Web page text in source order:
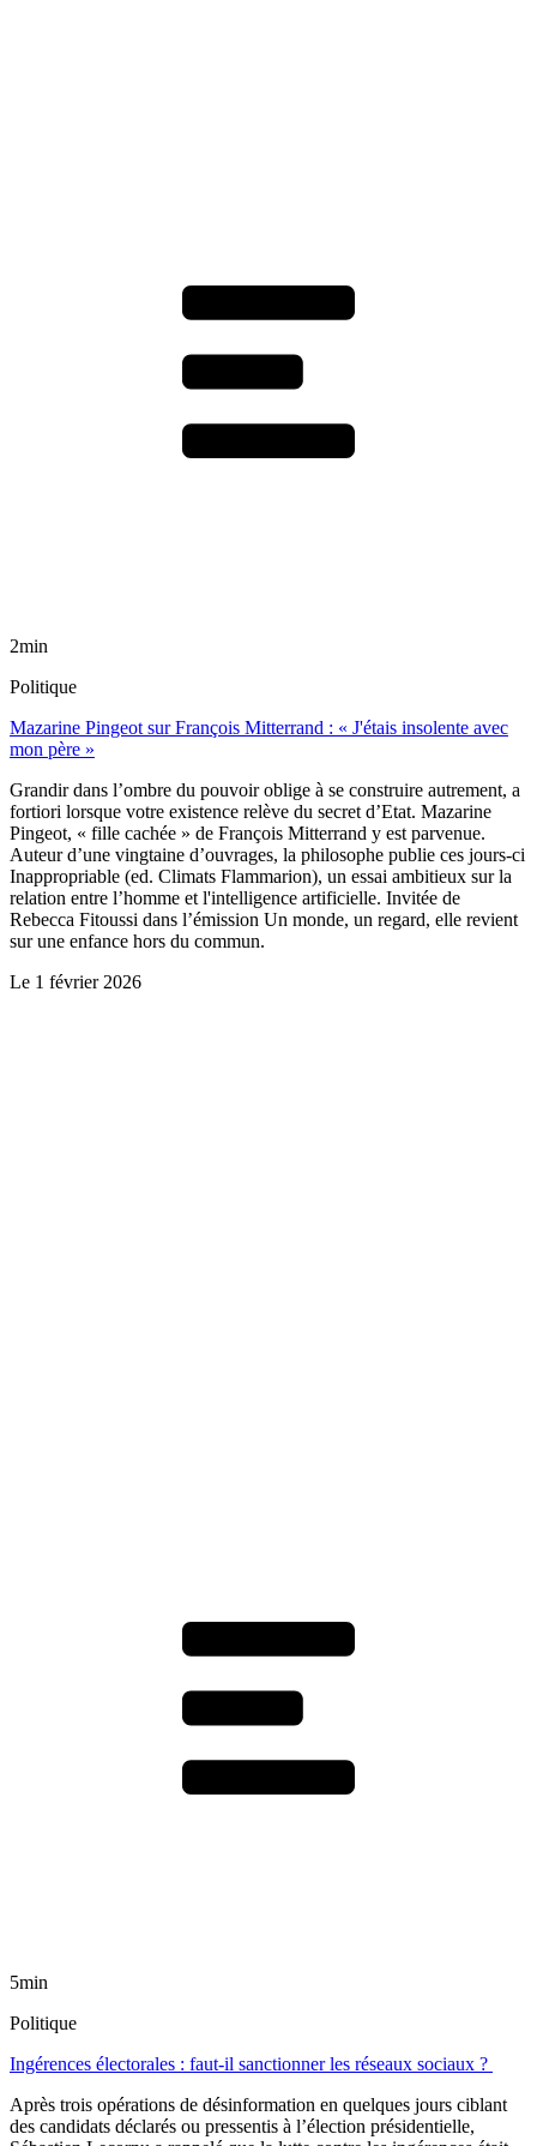
2min
Politique
Mazarine Pingeot sur François Mitterrand : « J'étais insolente avec
mon père »
Grandir dans l’ombre du pouvoir oblige à se construire autrement, a
fortiori lorsque votre existence relève du secret d’Etat. Mazarine
Pingeot, « fille cachée » de François Mitterrand y est parvenue.
Auteur d’une vingtaine d’ouvrages, la philosophe publie ces jours-ci
Inappropriable (ed. Climats Flammarion), un essai ambitieux sur la
relation entre l’homme et l'intelligence artificielle. Invitée de
Rebecca Fitoussi dans l’émission Un monde, un regard, elle revient
sur une enfance hors du commun.
Le 1 février 2026
5min
Politique
Ingérences électorales : faut-il sanctionner les réseaux sociaux ?
Après trois opérations de désinformation en quelques jours ciblant
des candidats déclarés ou pressentis à l’élection présidentielle,